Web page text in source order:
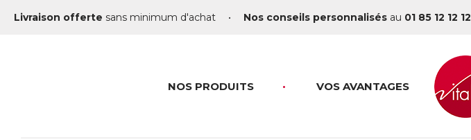
Livraison offerte sans minimum d'achat • Nos conseils personnalisés au 01 85 12 12 12
NOS PRODUITS VOS AVANTAGES